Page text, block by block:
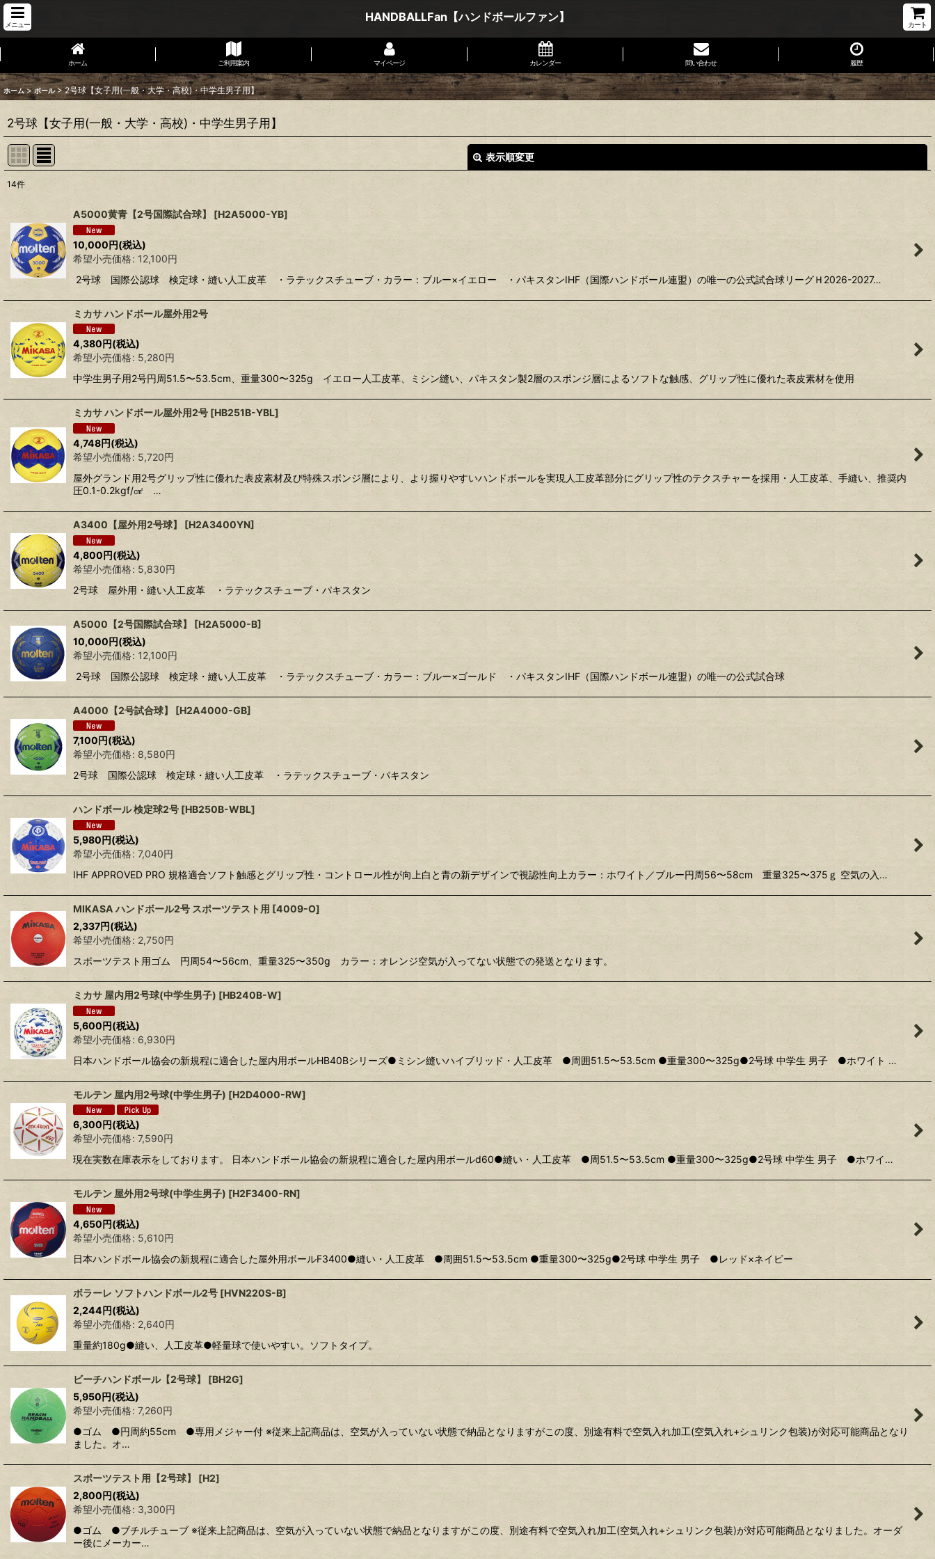
メニュー
HANDBALLFan【ハンドボールファン】
カート
ホーム ご利用案内 マイページ カレンダー 問い合わせ 履歴
ホーム > ボール > 2号球【女子用(一般・大学・高校)・中学生男子用】
2号球【女子用(一般・大学・高校)・中学生男子用】
表示順変更
並び順:
14件
A5000黄青【2号国際試合球】 [H2A5000-YB]
10,000円(税込)
希望小売価格: 12,100円
2号球 国際公認球 検定球・縫い人工皮革 ・ラテックスチューブ・カラー：ブルー×イエロー ・パキスタンIHF（国際ハンドボール連盟）の唯一の公式試合球リーグＨ2026-2027…
ミカサ ハンドボール屋外用2号
4,380円(税込)
希望小売価格: 5,280円
中学生男子用2号円周51.5〜53.5cm、重量300〜325g イエロー人工皮革、ミシン縫い、パキスタン製2層のスポンジ層によるソフトな触感、グリップ性に優れた表皮素材を使用
ミカサ ハンドボール屋外用2号 [HB251B-YBL]
4,748円(税込)
希望小売価格: 5,720円
屋外グランド用2号グリップ性に優れた表皮素材及び特殊スポンジ層により、より握りやすいハンドボールを実現人工皮革部分にグリップ性のテクスチャーを採用・人工皮革、手縫い、推奨内
圧0.1-0.2kgf/㎠ …
A3400【屋外用2号球】 [H2A3400YN]
4,800円(税込)
希望小売価格: 5,830円
2号球 屋外用・縫い人工皮革 ・ラテックスチューブ・パキスタン
A5000【2号国際試合球】 [H2A5000-B]
10,000円(税込)
希望小売価格: 12,100円
2号球 国際公認球 検定球・縫い人工皮革 ・ラテックスチューブ・カラー：ブルー×ゴールド ・パキスタンIHF（国際ハンドボール連盟）の唯一の公式試合球
A4000【2号試合球】 [H2A4000-GB]
7,100円(税込)
希望小売価格: 8,580円
2号球 国際公認球 検定球・縫い人工皮革 ・ラテックスチューブ・パキスタン
ハンドボール 検定球2号 [HB250B-WBL]
5,980円(税込)
希望小売価格: 7,040円
IHF APPROVED PRO 規格適合ソフト触感とグリップ性・コントロール性が向上白と青の新デザインで視認性向上カラー：ホワイト／ブルー円周56〜58cm 重量325〜375ｇ 空気の入…
MIKASA ハンドボール2号 スポーツテスト用 [4009-O]
2,337円(税込)
希望小売価格: 2,750円
スポーツテスト用ゴム 円周54〜56cm、重量325〜350g カラー：オレンジ空気が入ってない状態での発送となります。
ミカサ 屋内用2号球(中学生男子) [HB240B-W]
5,600円(税込)
希望小売価格: 6,930円
日本ハンドボール協会の新規程に適合した屋内用ボールHB40Bシリーズ●ミシン縫いハイブリッド・人工皮革 ●周囲51.5〜53.5cm ●重量300〜325g●2号球 中学生 男子 ●ホワイト …
モルテン 屋内用2号球(中学生男子) [H2D4000-RW]
6,300円(税込)
希望小売価格: 7,590円
現在実数在庫表示をしております。 日本ハンドボール協会の新規程に適合した屋内用ボールd60●縫い・人工皮革 ●周51.5〜53.5cm ●重量300〜325g●2号球 中学生 男子 ●ホワイ…
モルテン 屋外用2号球(中学生男子) [H2F3400-RN]
4,650円(税込)
希望小売価格: 5,610円
日本ハンドボール協会の新規程に適合した屋外用ボールF3400●縫い・人工皮革 ●周囲51.5〜53.5cm ●重量300〜325g●2号球 中学生 男子 ●レッド×ネイビー
ボラーレ ソフトハンドボール2号 [HVN220S-B]
2,244円(税込)
希望小売価格: 2,640円
重量約180g●縫い、人工皮革●軽量球で使いやすい。ソフトタイプ。
ビーチハンドボール【2号球】 [BH2G]
5,950円(税込)
希望小売価格: 7,260円
●ゴム ●円周約55cm ●専用メジャー付 ※従来上記商品は、空気が入っていない状態で納品となりますがこの度、別途有料で空気入れ加工(空気入れ+シュリンク包装)が対応可能商品となり
ました。オ…
スポーツテスト用【2号球】 [H2]
2,800円(税込)
希望小売価格: 3,300円
●ゴム ●ブチルチューブ ※従来上記商品は、空気が入っていない状態で納品となりますがこの度、別途有料で空気入れ加工(空気入れ+シュリンク包装)が対応可能商品となりました。オーダ
ー後にメーカー…